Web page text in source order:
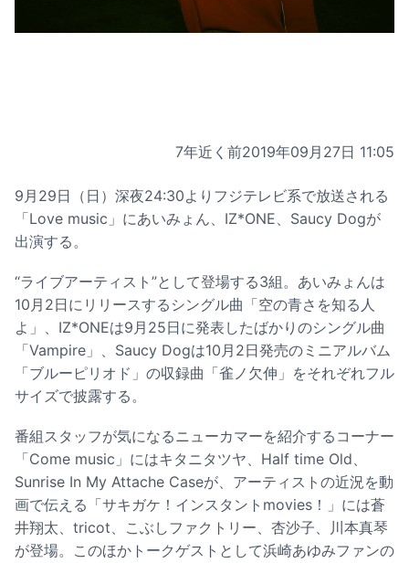
7年近く前2019年09月27日 11:05
9月29日（日）深夜24:30よりフジテレビ系で放送される
「Love music」にあいみょん、IZ*ONE、Saucy Dogが
出演する。
“ライブアーティスト”として登場する3組。あいみょんは
10月2日にリリースするシングル曲「空の青さを知る人
よ」、IZ*ONEは9月25日に発表したばかりのシングル曲
「Vampire」、Saucy Dogは10月2日発売のミニアルバム
「ブルーピリオド」の収録曲「雀ノ欠伸」をそれぞれフル
サイズで披露する。
番組スタッフが気になるニューカマーを紹介するコーナー
「Come music」にはキタニタツヤ、Half time Old、
Sunrise In My Attache Caseが、アーティストの近況を動
画で伝える「サキガケ！インスタントmovies！」には蒼
井翔太、tricot、こぶしファクトリー、杏沙子、川本真琴
が登場。このほかトークゲストとして浜崎あゆみファンの